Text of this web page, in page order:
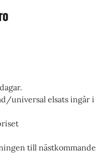
universal elsats ingår i
till nästkommande